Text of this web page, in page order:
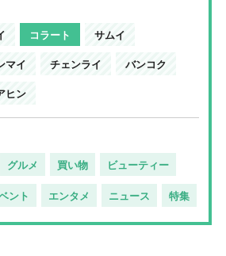
コラート サムイ
マイ チェンライ バンコク
ヒン
グルメ 買い物 ビューティー
ント エンタメ ニュース 特集